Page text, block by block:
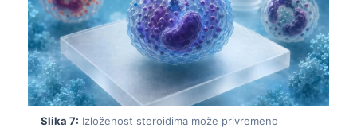
Slika 7: Izloženost steroidima može privremeno
Беларуская мова
Esperanto
Frysk
Ślōnskŏ gŏdka
Norsk bokmål